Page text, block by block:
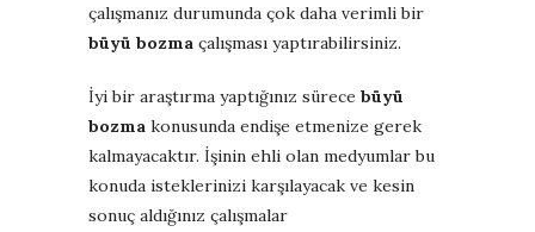
çalışmanız durumunda çok daha verimli bir
büyü bozma çalışması yaptırabilirsiniz.
İyi bir araştırma yaptığınız sürece büyü
bozma konusunda endişe etmenize gerek
kalmayacaktır. İşinin ehli olan medyumlar bu
konuda isteklerinizi karşılayacak ve kesin
sonuç aldığınız çalışmalar